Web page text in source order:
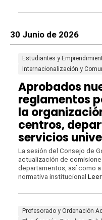
30 Junio de 2026
Estudiantes y
Internacionalización y
Aprobados
reglamentos
la
centros,
servicios
La sesión del Consejo de
actualización de
departamentos, así como
normativa institucional Leer
Profesorado y Ordenación